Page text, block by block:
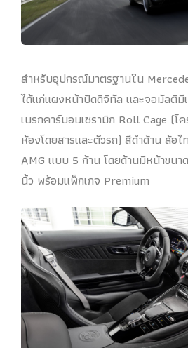
สำหรับอุปกรณ์มาตรฐานใน
ได้แก่แผงหน้าปัดดิจิทัล และจอมัลติมี
เบรกคาร์บอนเซรามิก Roll Cage (โ
ห้องโดยสารและตัวรถ) สีดำด้าน ล้อไ
AMG แบบ 5 ก้าน โดยด้านมีหน้าขน
นิ้ว พร้อมแพ็กเกจ Premium